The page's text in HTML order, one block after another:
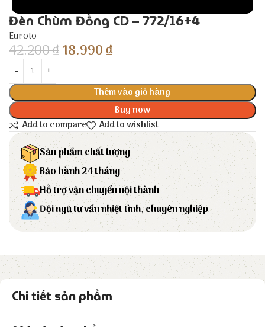
Đèn Chùm Đồng CD – 772/16+4
Euroto
42.200₫18.990₫
Thêm vào giỏ hàng
Buy now
Add to compare
Add to wishlist
Sản phẩm chất lượng
Bảo hành 24 tháng
Hỗ trợ vận chuyển nội thành
Đội ngũ tư vấn nhiệt tình, chuyên nghiệp
Chi tiết sản phẩm